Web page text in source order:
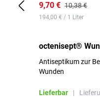
9,70 € 10,38 €
194,00 € / 1 Liter
octenisept®
Antiseptikum zur
Wunden
Lieferbar |